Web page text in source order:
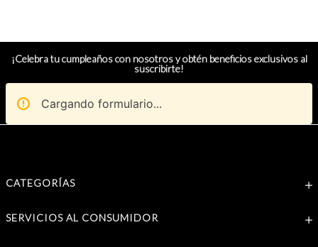
¡Celebra tu cumpleaños con nosotros y obtén beneficios exclusivos al
suscribirte!
Cargando formulario...
CATEGORÍAS
SERVICIOS AL CONSUMIDOR